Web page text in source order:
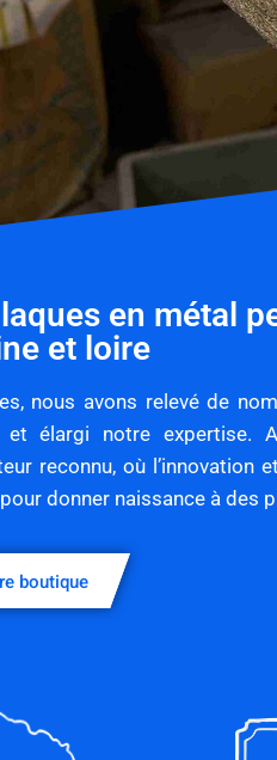
en métal
et loire
nous avons relevé de
élargi notre expertise.
reconnu, où l’innovation
donner naissance à des
boutique